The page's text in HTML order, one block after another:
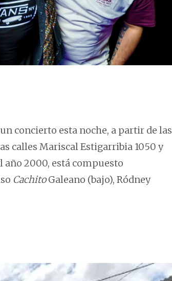
concierto esta noche, a partir de las
calles Mariscal Estigarribia 1050 y
año 2000, está compuesto
CachitoGaleano (bajo), Ródney